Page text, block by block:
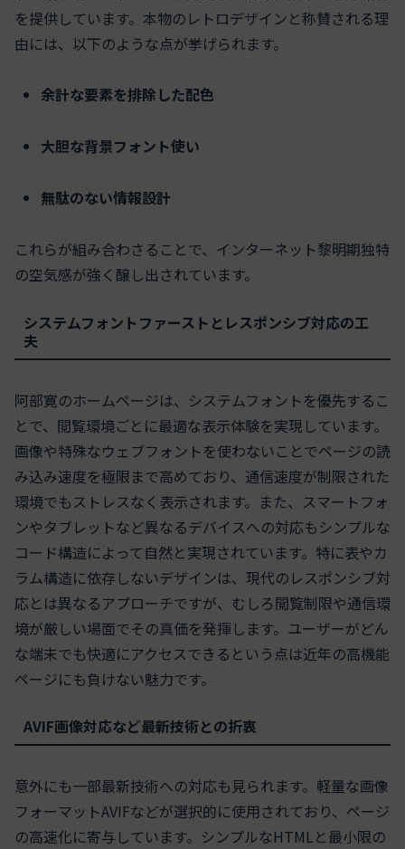
を提供しています。本物のレトロデザインと称賛される理
由には、以下のような点が挙げられます。
余計な要素を排除した配色
大胆な背景フォント使い
無駄のない情報設計
これらが組み合わさることで、インターネット黎明期独特
の空気感が強く醸し出されています。
システムフォントファーストとレスポンシブ対応の工
夫
阿部寛のホームページは、システムフォントを優先するこ
とで、閲覧環境ごとに最適な表示体験を実現しています。
画像や特殊なウェブフォントを使わないことでページの読
み込み速度を極限まで高めており、通信速度が制限された
環境でもストレスなく表示されます。また、スマートフォ
ンやタブレットなど異なるデバイスへの対応もシンプルな
コード構造によって自然と実現されています。特に表やカ
ラム構造に依存しないデザインは、現代のレスポンシブ対
応とは異なるアプローチですが、むしろ閲覧制限や通信環
境が厳しい場面でその真価を発揮します。ユーザーがどん
な端末でも快適にアクセスできるという点は近年の高機能
ページにも負けない魅力です。
AVIF画像対応など最新技術との折衷
意外にも一部最新技術への対応も見られます。軽量な画像
フォーマットAVIFなどが選択的に使用されており、ページ
の高速化に寄与しています。シンプルなHTMLと最小限の